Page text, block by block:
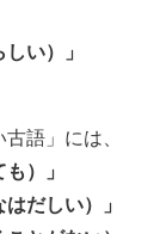
い）」
語」には、
）」
だしい）」